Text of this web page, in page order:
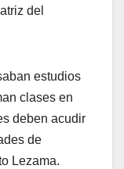
del
estudios
clases en
deben acudir
de
Lezama.